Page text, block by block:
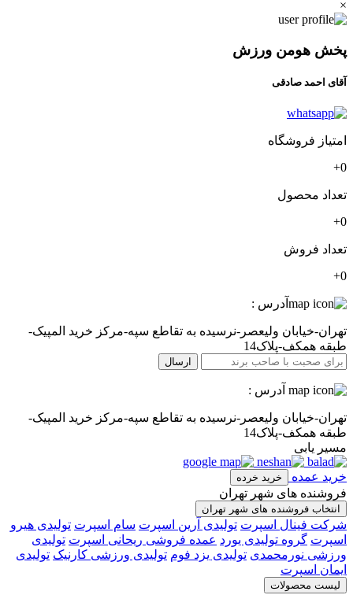
×
پخش هومن ورزش
آقای احمد صادقی
امتیاز فروشگاه
0+
تعداد محصول
0+
تعداد فروش
0+
آدرس :
تهران-خیابان ولیعصر-نرسیده به تقاطع سپه-مرکز خرید المپیک-
طبقه همکف-پلاک14
ارسال
آدرس :
تهران-خیابان ولیعصر-نرسیده به تقاطع سپه-مرکز خرید المپیک-
طبقه همکف-پلاک14
مسیر یابی
خرید عمده خرید خرده
فروشنده های شهر تهران
انتخاب فروشنده های شهر تهران
شرکت فینال اسپرت تولیدی آرین اسپرت سام اسپرت تولیدی هیرو
اسپرت گروه تولیدی یورد عمده فروشی ریحانی اسپرت تولیدی
ورزشی نورمحمدی تولیدی یزد فوم تولیدی ورزشی کارنیک تولیدی
ایمان اسپرت
لیست محصولات